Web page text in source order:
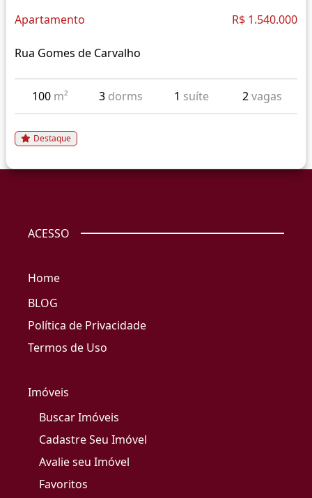
Apartamento R$ 1.540.000
Rua Gomes de Carvalho
100 m² 3 dorms 1 suíte 2vagas
Destaque
ACESSO
Home
BLOG
Política de Privacidade
Termos de Uso
Imóveis
Buscar Imóveis
Cadastre Seu Imóvel
Avalie seu Imóvel
Favoritos